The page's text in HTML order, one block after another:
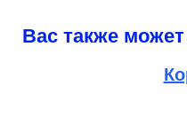
Вас также